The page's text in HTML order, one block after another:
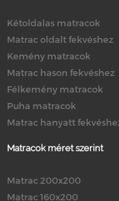
Kétoldalas matracok
Matrac oldalt fekvéshez
Kemény matracok
Matrac hason fekvéshez
Félkemény matracok
Puha matracok
Matrac hanyatt
Matracok méret szerint
Matrac 200x200
Matrac 160x200